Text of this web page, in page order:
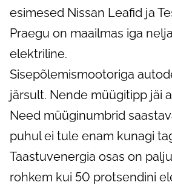
esimesed Nissan Leafid ja
Praegu on maailmas iga
elektriline.
Sisepõlemismootoriga
järsult. Nende müügitipp jäi
Need müüginumbrid
puhul ei tule enam kunagi
Taastuvenergia osas on
rohkem kui 50 protsendini